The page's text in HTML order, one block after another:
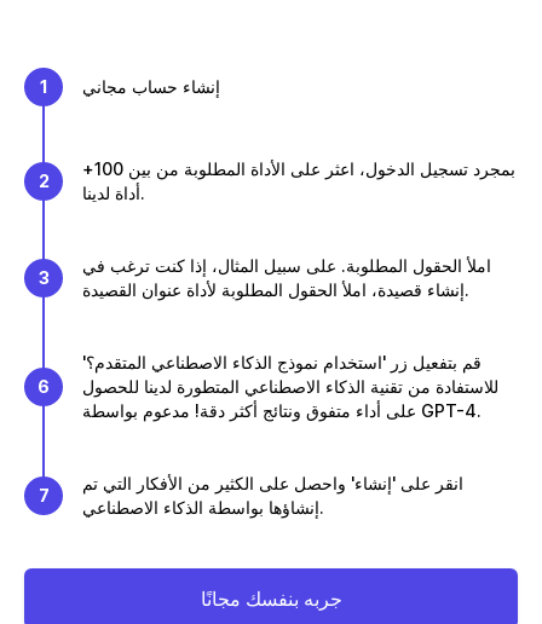
1 إنشاء حساب مجاني
2
بمجرد تسجيل الدخول، اعثر على الأداة المطلوبة من بين 100+
أداة لدينا.
3
املأ الحقول المطلوبة. على سبيل المثال، إذا كنت ترغب في
إنشاء قصيدة، املأ الحقول المطلوبة لأداة عنوان القصيدة.
6
قم بتفعيل زر 'استخدام نموذج الذكاء الاصطناعي المتقدم؟'
للاستفادة من تقنية الذكاء الاصطناعي المتطورة لدينا للحصول
على أداء متفوق ونتائج أكثر دقة! مدعوم بواسطة GPT-4.
7
انقر على 'إنشاء' واحصل على الكثير من الأفكار التي تم
إنشاؤها بواسطة الذكاء الاصطناعي.
جربه بنفسك مجانًا